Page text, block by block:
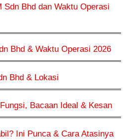
Sdn Bhd dan Waktu Operasi
Bhd & Waktu Operasi 2026
Bhd & Lokasi
Bacaan Ideal & Kesan
Ini Punca & Cara Atasinya